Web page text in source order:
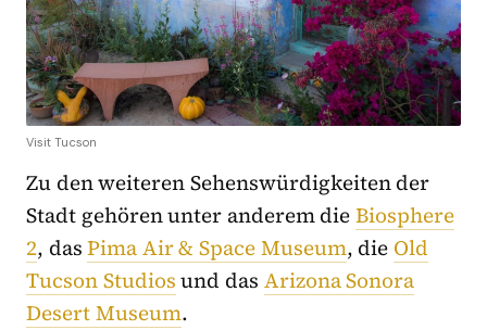
Visit Tucson
Zu den weiteren Sehenswürdigkeiten der
Stadt gehören unter anderem dieBiosphere
2, dasPima Air & Space Museum, die Old
Tucson Studiosund das Arizona Sonora
Desert Museum.